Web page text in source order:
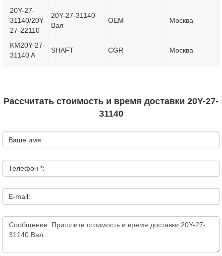
20Y-27-
31140/20Y-
27-22110
20Y-27-31140
Вал
OEM Москва
KM20Y-27-
31140 A
SHAFT CGR Москва
Рассчитать стоимость и время доставки 20Y-27-
31140
Ваше имя:
Телефон *:
E-mail: